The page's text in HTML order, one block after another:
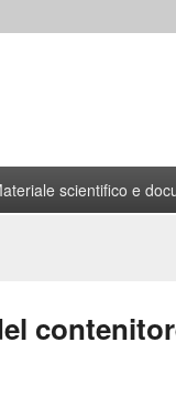
scientifico e